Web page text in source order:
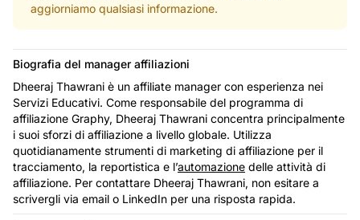
aggiorniamo qualsiasi informazione.
Biografia del manager affiliazioni
Dheeraj Thawrani è un affiliate manager con esperienza nei
Servizi Educativi. Come responsabile del programma di
affiliazione Graphy, Dheeraj Thawrani concentra principalmente
i suoi sforzi di affiliazione a livello globale. Utilizza
quotidianamente strumenti di marketing di affiliazione per il
tracciamento, la reportistica e l’automazione delle attività di
affiliazione. Per contattare Dheeraj Thawrani, non esitare a
scrivergli via email o LinkedIn per una risposta rapida.